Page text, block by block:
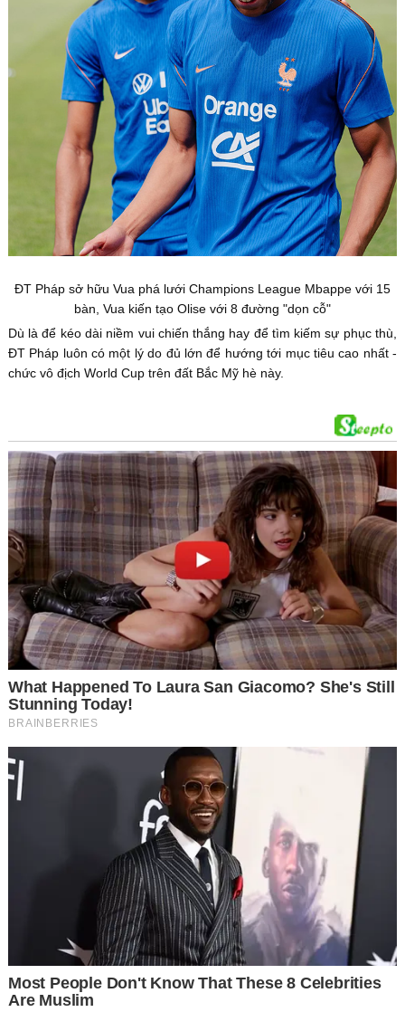
ĐT Pháp sở hữu Vua phá lưới Champions League Mbappe với 15
bàn, Vua kiến tạo Olise với 8 đường "dọn cỗ"
Dù là để kéo dài niềm vui chiến thắng hay để tìm kiếm sự phục thù,
ĐT Pháp luôn có một lý do đủ lớn để hướng tới mục tiêu cao nhất -
chức vô địch World Cup trên đất Bắc Mỹ hè này.